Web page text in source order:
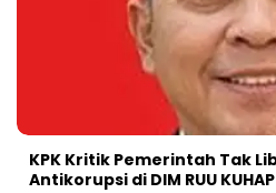
KPK Kritik Pemerintah Tak
Antikorupsi di DIM RUU KUHAP